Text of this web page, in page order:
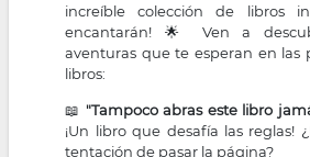
increíble colección de libros
encantarán! 🌟 Ven a
aventuras que te esperan en las
libros:
📖 "Tampoco abras este libro
¡Un libro que desafía las reglas!
tentación de pasar la página?